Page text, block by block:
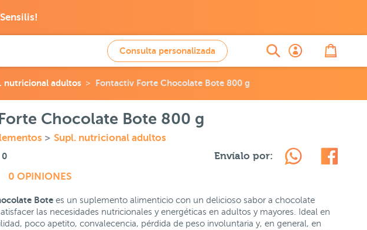
Consulta personalizada
nutricional adultos Fontactiv Forte Chocolate Bote 800 g
Chocolate Bote 800 g
> Supl. nutricional adultos
0
0 OPINIONES
Envíalo por:
Bote es un suplemento alimenticio con un delicioso sabor a chocolate
las necesidades nutricionales y energéticas en adultos y mayores. Ideal en
poco apetito, convalecencia, pérdida de peso involuntaria y, en general, en